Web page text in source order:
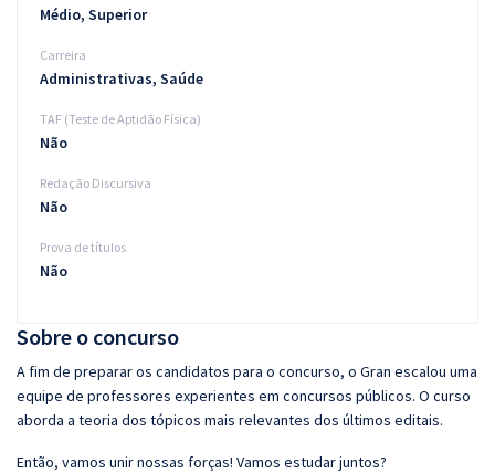
Sobre o concurso
A fim de preparar os candidatos para o concurso, o Gran escalou uma
equipe de professores experientes em concursos públicos. O curso
aborda a teoria dos tópicos mais relevantes dos últimos editais.
Então, vamos unir nossas forças! Vamos estudar juntos?
Médio, Superior
Carreira
Administrativas, Saúde
TAF (Teste de Aptidão Física)
Não
Redação Discursiva
Não
Prova de títulos
Não